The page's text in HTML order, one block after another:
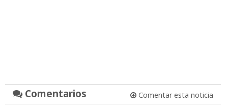
Comentarios Comentar esta noticia